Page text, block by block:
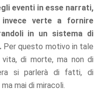
eventi in esse narrati,
verte a fornire
in un sistema di
Per questo motivo in tale
di morte, ma non di
si parlerà di fatti, di
mai di miracoli.